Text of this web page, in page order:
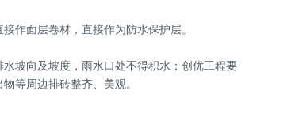
作面层卷材，直接作为防水保护层。
坡向及坡度，雨水口处不得积水；创优工程要
等周边排砖整齐、美观。